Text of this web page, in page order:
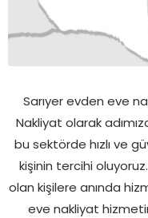
Sarıyer evden eve
Nakliyat olarak
bu sektörde hızlı ve
kişinin tercihi
olan kişilere anında
eve nakliyat